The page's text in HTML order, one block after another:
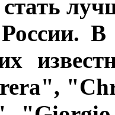
стать